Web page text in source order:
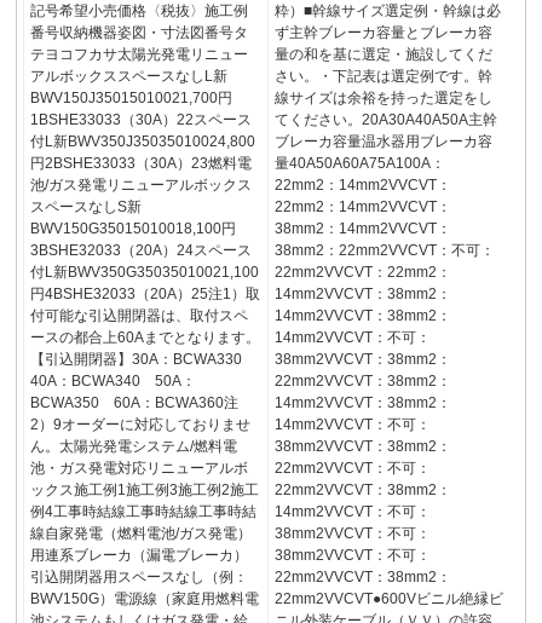
記号希望小売価格〈税抜〉施工例
番号収納機器姿図・寸法図番号タ
テヨコフカサ太陽光発電リニュー
アルボックススペースなしL新
BWV150J35015010021,700円
1BSHE33033（30A）22スペース
付L新BWV350J35035010024,800
円2BSHE33033（30A）23燃料電
池/ガス発電リニューアルボックス
スペースなしS新
BWV150G35015010018,100円
3BSHE32033（20A）24スペース
付L新BWV350G35035010021,100
円4BSHE32033（20A）25注1）取
付可能な引込開閉器は、取付スペ
ースの都合上60Aまでとなります。
【引込開閉器】30A：BCWA330
40A：BCWA340 50A：
BCWA350 60A：BCWA360注
2）9オーダーに対応しておりませ
ん。太陽光発電システム/燃料電
池・ガス発電対応リニューアルボ
ックス施工例1施工例3施工例2施工
例4工事時結線工事時結線工事時結
線自家発電（燃料電池/ガス発電）
用連系ブレーカ（漏電ブレーカ）
引込開閉器用スペースなし（例：
BWV150G）電源線（家庭用燃料電
粋）■幹線サイズ選定例・幹線は必
ず主幹ブレーカ容量とブレーカ容
量の和を基に選定・施設してくだ
さい。・下記表は選定例です。幹
線サイズは余裕を持った選定をし
てください。20A30A40A50A主幹
ブレーカ容量温水器用ブレーカ容
量40A50A60A75A100A：
22mm2：14mm2VVCVT：
22mm2：14mm2VVCVT：
38mm2：14mm2VVCVT：
38mm2：22mm2VVCVT：不可：
22mm2VVCVT：22mm2：
14mm2VVCVT：38mm2：
14mm2VVCVT：38mm2：
14mm2VVCVT：不可：
38mm2VVCVT：38mm2：
22mm2VVCVT：38mm2：
14mm2VVCVT：38mm2：
14mm2VVCVT：不可：
38mm2VVCVT：38mm2：
22mm2VVCVT：不可：
22mm2VVCVT：38mm2：
14mm2VVCVT：不可：
38mm2VVCVT：不可：
38mm2VVCVT：不可：
22mm2VVCVT：38mm2：
22mm2VVCVT●600Vビニル絶縁ビ